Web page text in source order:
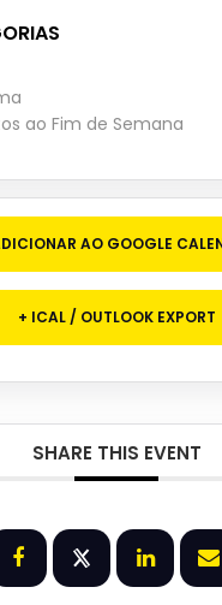
ao Fim de Semana
AO GOOGLE
+ ICAL / OUTLOOK EXPORT
SHARE THIS EVENT